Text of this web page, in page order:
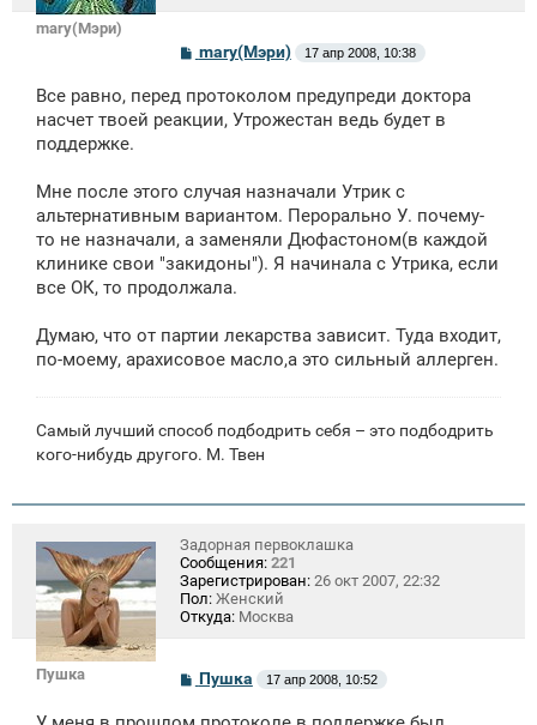
mary(Мэри)
С
о
б
щ
е
mary(Мэри) 17 апр 2008, 10:38
Все равно, перед протоколом предупреди доктора
насчет твоей реакции, Утрожестан ведь будет в
поддержке.
Мне после этого случая назначали Утрик с
альтернативным вариантом. Перорально У. почему-
то не назначали, а заменяли Дюфастоном(в каждой
клинике свои "закидоны"). Я начинала с Утрика, если
все ОК, то продолжала.
Думаю, что от партии лекарства зависит. Туда входит,
по-моему, арахисовое масло,а это сильный аллерген.
Самый лучший способ подбодрить себя – это подбодрить
кого-нибудь другого. М. Твен
Пушка
Задорная первоклашка
Сообщения: 221
Зарегистрирован: 26 окт 2007, 22:32
Пол: Женский
Откуда: Москва
С
о
Пушка 17 апр 2008, 10:52